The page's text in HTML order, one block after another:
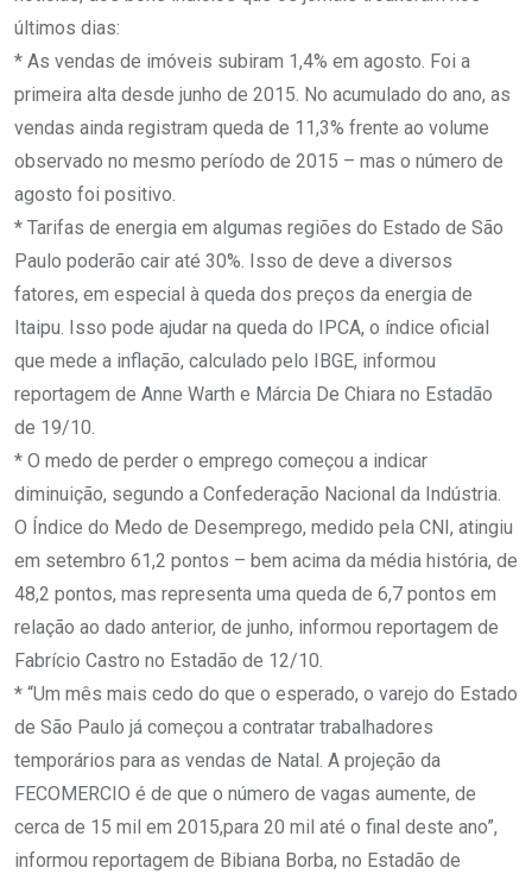
últimos dias:
* As vendas de imóveis subiram 1,4% em agosto. Foi a
primeira alta desde junho de 2015. No acumulado do ano, as
vendas ainda registram queda de 11,3% frente ao volume
observado no mesmo período de 2015 – mas o número de
agosto foi positivo.
* Tarifas de energia em algumas regiões do Estado de São
Paulo poderão cair até 30%. Isso de deve a diversos
fatores, em especial à queda dos preços da energia de
Itaipu. Isso pode ajudar na queda do IPCA, o índice oficial
que mede a inflação, calculado pelo IBGE, informou
reportagem de Anne Warth e Márcia De Chiara no Estadão
de 19/10.
* O medo de perder o emprego começou a indicar
diminuição, segundo a Confederação Nacional da Indústria.
O Índice do Medo de Desemprego, medido pela CNI, atingiu
em setembro 61,2 pontos – bem acima da média história, de
48,2 pontos, mas representa uma queda de 6,7 pontos em
relação ao dado anterior, de junho, informou reportagem de
Fabrício Castro no Estadão de 12/10.
* “Um mês mais cedo do que o esperado, o varejo do Estado
de São Paulo já começou a contratar trabalhadores
temporários para as vendas de Natal. A projeção da
FECOMERCIO é de que o número de vagas aumente, de
cerca de 15 mil em 2015,para 20 mil até o final deste ano”,
informou reportagem de Bibiana Borba, no Estadão de